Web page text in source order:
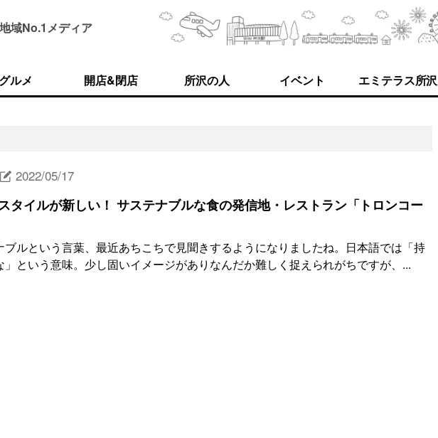
地域No.1メディア
グルメ 開店&閉店 所沢の人 イベント エミテラス所沢
2022/05/17
タイルが新しい！ サステナブルな食の発信地・レストラン「トロンコー
ブルという言葉、最近あちこちで見聞きするようになりましたね。日本語では「持
」という意味。少し固いイメージがありなんだか難しく捉えられがちですが、...